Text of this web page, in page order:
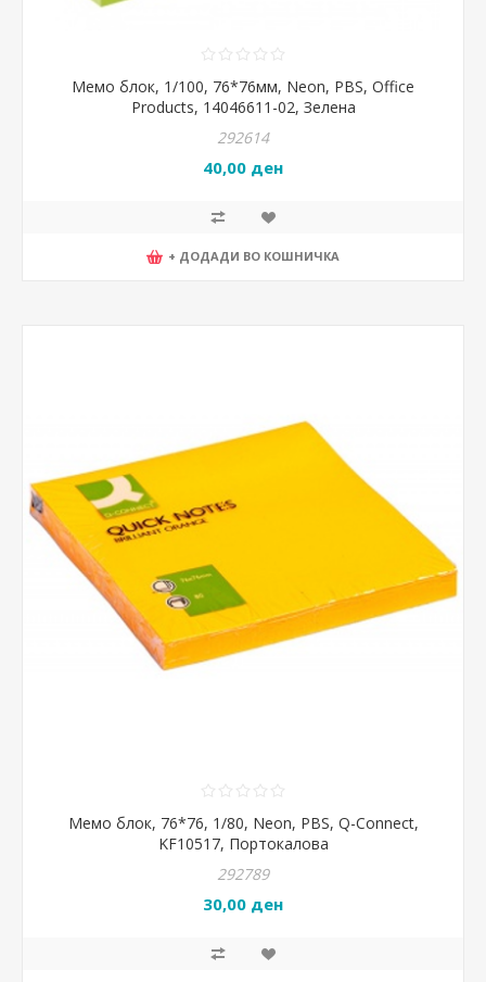
Мемо блок, 1/100, 76*76мм, Neon, PBS, Office
Products, 14046611-02, Зелена
292614
40,00 ден
+ ДОДАДИ ВО КОШНИЧКА
Мемо блок, 76*76, 1/80, Neon, PBS, Q-Connect,
KF10517, Портокалова
292789
30,00 ден